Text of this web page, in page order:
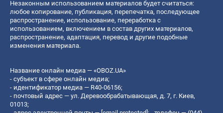
Незаконным использованием материалов будет считаться:
любое копирование, публикация, перепечатка, последующее
распространение, использование, переработка с
использованием, включением в состав других материалов,
распространение, адаптация, перевод и другие подобные
изменения материала.
Название онлайн медиа — «OBOZ.UA»
- субъект в сфере онлайн медиа;
- идентификатор медиа — R40-06156;
- почтовый адрес — ул. Деревообрабатывающая, д. 7, г. Киев,
01013;